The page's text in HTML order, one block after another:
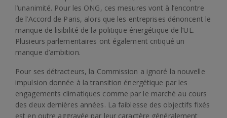
l’unanimité. Pour les ONG, ces mesures vont à l’encontre
de l’Accord de Paris, alors que les entreprises dénoncent le
manque de lisibilité de la politique énergétique de l’UE.
Plusieurs parlementaires ont également critiqué un
manque d’ambition.
Pour ses détracteurs, la Commission a ignoré la nouvelle
impulsion donnée à la transition énergétique par les
engagements climatiques comme par le marché au cours
des deux dernières années. La faiblesse des objectifs fixés
est en outre aggravée par leur caractère généralement